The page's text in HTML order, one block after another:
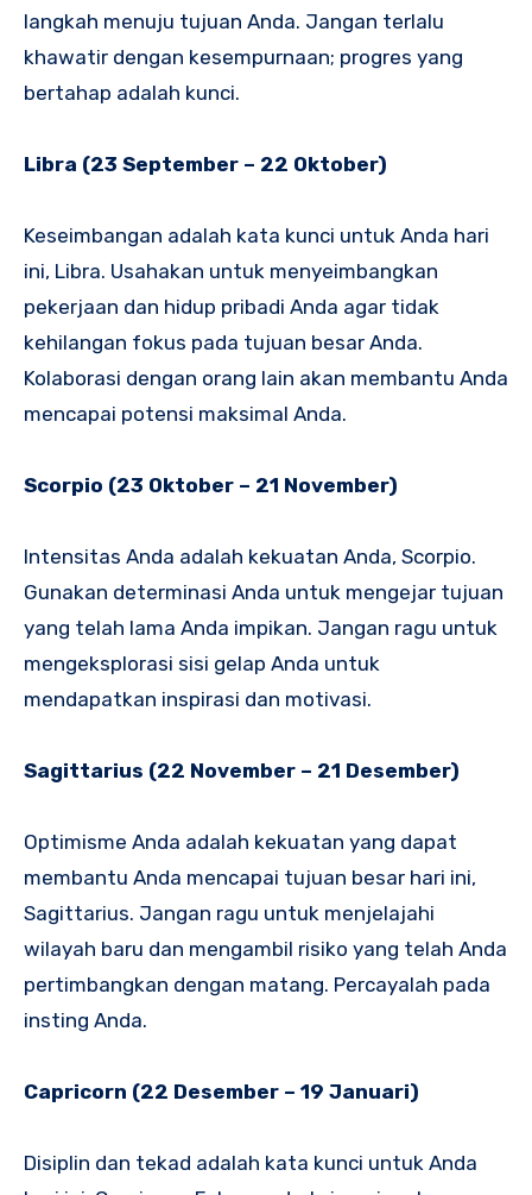
langkah menuju tujuan Anda. Jangan terlalu
khawatir dengan kesempurnaan; progres yang
bertahap adalah kunci.
Libra (23 September – 22 Oktober)
Keseimbangan adalah kata kunci untuk Anda hari
ini, Libra. Usahakan untuk menyeimbangkan
pekerjaan dan hidup pribadi Anda agar tidak
kehilangan fokus pada tujuan besar Anda.
Kolaborasi dengan orang lain akan membantu Anda
mencapai potensi maksimal Anda.
Scorpio (23 Oktober – 21 November)
Intensitas Anda adalah kekuatan Anda, Scorpio.
Gunakan determinasi Anda untuk mengejar tujuan
yang telah lama Anda impikan. Jangan ragu untuk
mengeksplorasi sisi gelap Anda untuk
mendapatkan inspirasi dan motivasi.
Sagittarius (22 November – 21 Desember)
Optimisme Anda adalah kekuatan yang dapat
membantu Anda mencapai tujuan besar hari ini,
Sagittarius. Jangan ragu untuk menjelajahi
wilayah baru dan mengambil risiko yang telah Anda
pertimbangkan dengan matang. Percayalah pada
insting Anda.
Capricorn (22 Desember – 19 Januari)
Disiplin dan tekad adalah kata kunci untuk Anda